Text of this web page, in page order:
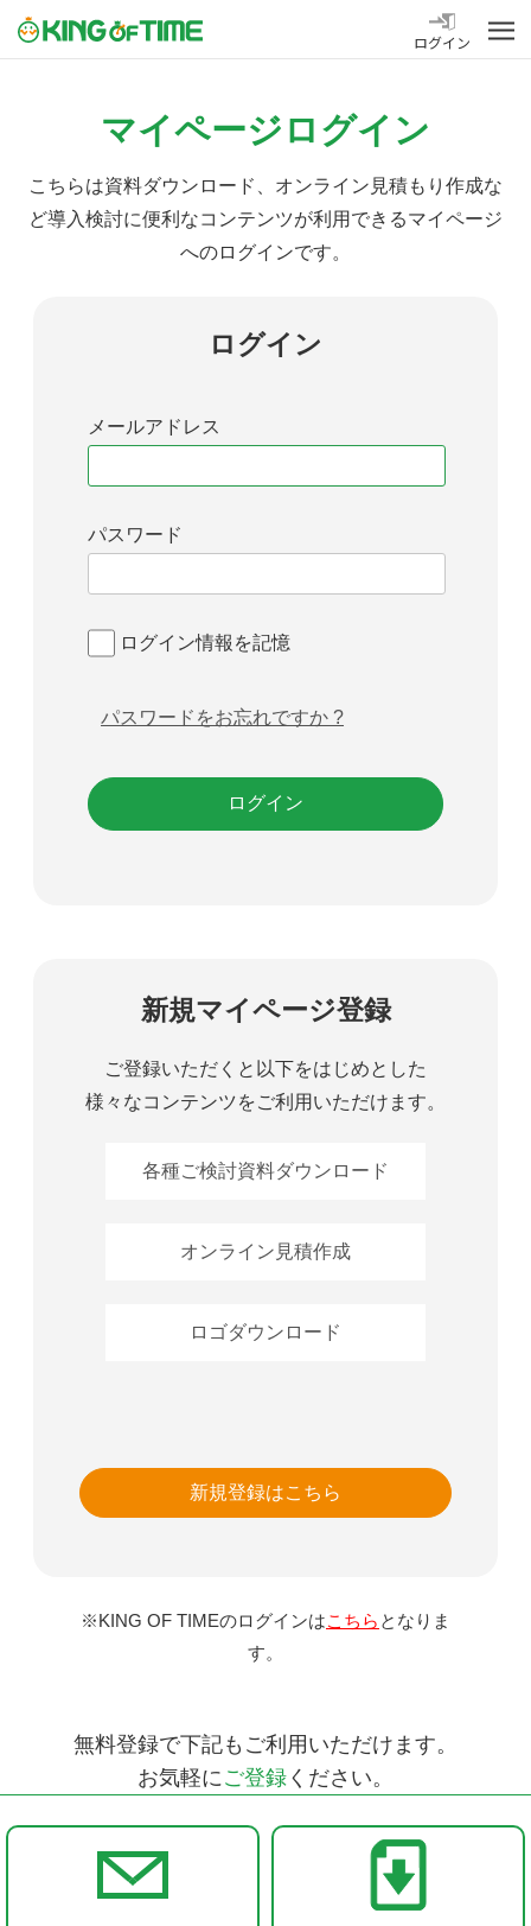
勤怠管理システム KING OF TIME
ログイン
マイページログイン
こちらは資料ダウンロード、オンライン見積もり作成な
ど導入検討に便利なコンテンツが利用できるマイページ
へのログインです。
ログイン
メールアドレス
パスワード
ログイン情報を記憶
パスワードをお忘れですか ?
新規マイページ登録
ご登録いただくと以下をはじめとした
様々なコンテンツをご利用いただけます。
各種ご検討資料ダウンロード
オンライン見積作成
ロゴダウンロード
新規登録はこちら
※KING OF TIMEのログインはこちら となりま
す。
無料登録で下記もご利用いただけます。
お気軽にご登録 ください。